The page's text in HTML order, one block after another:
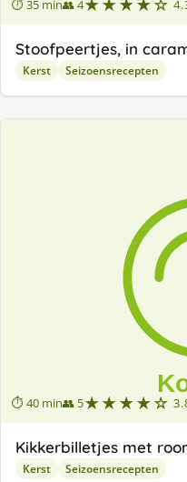
⏱ 35 min👥 4
Stoofpeertjes, in
Kerst Seizoensrecepten
⏱ 40 min👥 5★★★★☆
Kikkerbilletjes met
Kerst Seizoensrecepten